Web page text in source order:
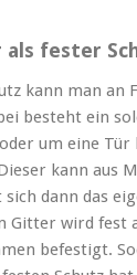
fester
kann man an
besteht ein
um eine Tür
kann aus
dann das
Gitter wird fest
befestigt.